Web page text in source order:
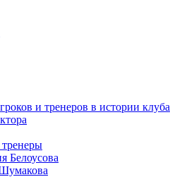
и тренеров в истории клуба
Белоусова